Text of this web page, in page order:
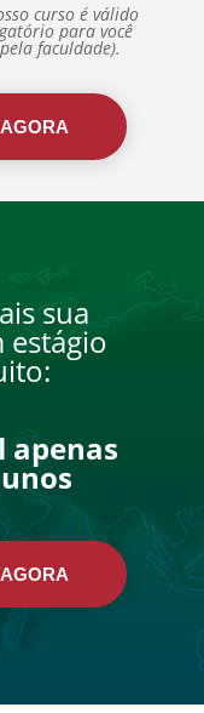
curso é válido
para você
faculdade).
sua
apenas